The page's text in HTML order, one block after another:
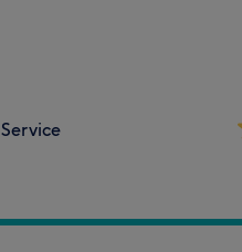
Service